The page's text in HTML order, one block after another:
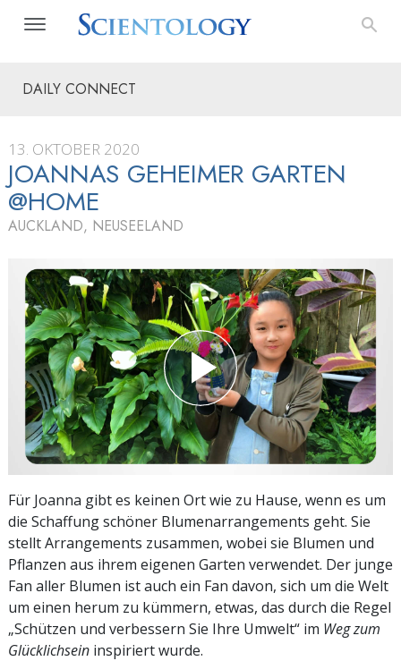
DAILY CONNECT
13. OKTOBER 2020
JOANNAS GEHEIMER GARTEN
@HOME
AUCKLAND, NEUSEELAND
Für Joanna gibt es keinen Ort wie zu Hause, wenn es um
die Schaffung schöner Blumenarrangements geht. Sie
stellt Arrangements zusammen, wobei sie Blumen und
Pflanzen aus ihrem eigenen Garten verwendet. Der junge
Fan aller Blumen ist auch ein Fan davon, sich um die Welt
um einen herum zu kümmern, etwas, das durch die Regel
„Schützen und verbessern Sie Ihre Umwelt“ im Weg zum
Glücklichsein inspiriert wurde.